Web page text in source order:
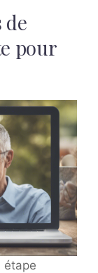
de
pour
étape